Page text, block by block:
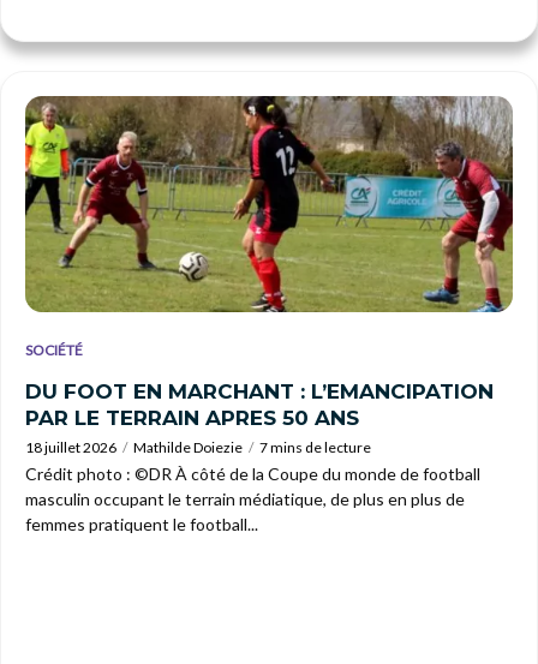
SOCIÉTÉ
DU FOOT EN MARCHANT : L’EMANCIPATION
PAR LE TERRAIN APRES 50 ANS
18 juillet 2026 Mathilde Doiezie 7 mins de lecture
Crédit photo : ©DR À côté de la Coupe du monde de football
masculin occupant le terrain médiatique, de plus en plus de
femmes pratiquent le football...